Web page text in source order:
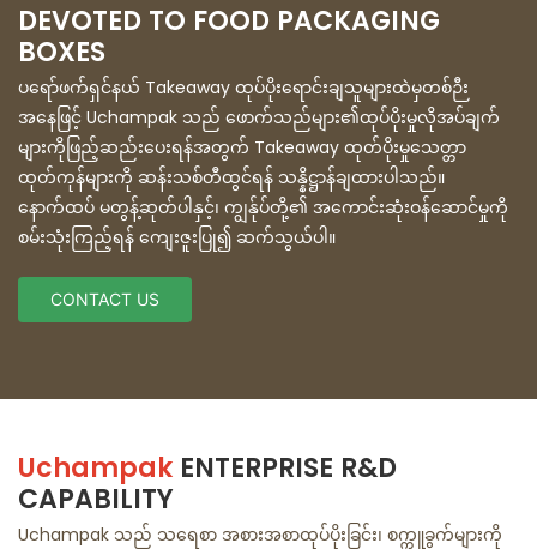
DEVOTED TO FOOD PACKAGING
BOXES
ပရော်ဖက်ရှင်နယ် Takeaway ထုပ်ပိုးရောင်းချသူများထဲမှတစ်ဉီး
အနေဖြင့် Uchampak သည် ဖောက်သည်များ၏ထုပ်ပိုးမှုလိုအပ်ချက်
များကိုဖြည့်ဆည်းပေးရန်အတွက် Takeaway ထုတ်ပိုးမှုသေတ္တာ
ထုတ်ကုန်များကို ဆန်းသစ်တီထွင်ရန် သန္နိဋ္ဌာန်ချထားပါသည်။
နောက်ထပ် မတွန့်ဆုတ်ပါနှင့်၊ ကျွန်ုပ်တို့၏ အကောင်းဆုံးဝန်ဆောင်မှုကို
စမ်းသုံးကြည့်ရန် ကျေးဇူးပြု၍ ဆက်သွယ်ပါ။
CONTACT US
Uchampak ENTERPRISE R&D
CAPABILITY
Uchampak သည် သရေစာ အစားအစာထုပ်ပိုးခြင်း၊ စက္ကူခွက်များကို